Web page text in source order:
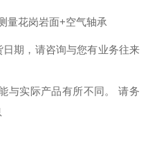
期，请咨询与您有业务往来
与实际产品有所不同。 请务